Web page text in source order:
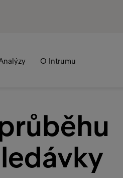
O Intrumu